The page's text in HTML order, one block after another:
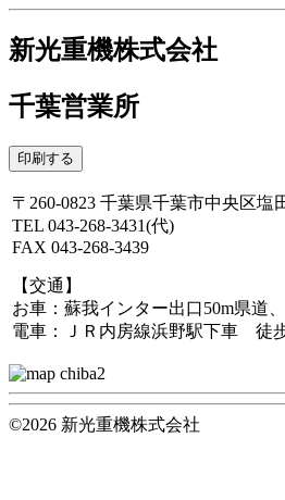
新光重機株式会社
千葉営業所
印刷する
〒260-0823 千葉県千葉市中央区塩
TEL 043-268-3431(代)
FAX 043-268-3439
【交通】
お車：蘇我インター出口50m県道
電車：ＪＲ内房線浜野駅下車 徒
©2026 新光重機株式会社